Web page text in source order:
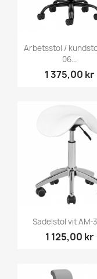
Arbetsstol /
06...
1 375,00 kr
Sadelstol vit AM-
1 125,00 kr